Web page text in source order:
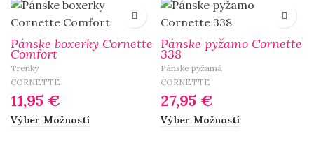
Pánske boxerky Cornette
Comfort
Trenky
CORNETTE
11,95 €
Výber Možností
Pánske pyžamo Cornette
338
Pánske pyžamá
CORNETTE
27,95 €
Výber Možností